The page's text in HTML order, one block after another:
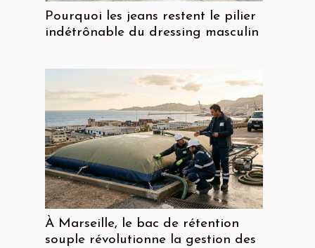
Pourquoi les jeans restent le pilier
indétrônable du dressing masculin
À Marseille, le bac de rétention
souple révolutionne la gestion des